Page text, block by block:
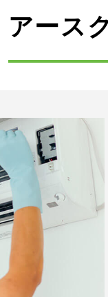
アース